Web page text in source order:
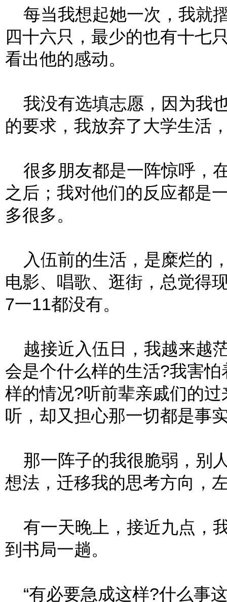
每当我想起她一次，我就
四十六只，最少的也有十七
看出他的感动。
我没有选填志愿，因为我
的要求，我放弃了大学生活
很多朋友都是一阵惊呼，
之后；我对他们的反应都是
多很多。
入伍前的生活，是糜烂的
电影、唱歌、逛街，总觉得
7一11都没有。
越接近入伍日，我越来越
会是个什么样的生活?我害
样的情况?听前辈亲戚们的
听，却又担心那一切都是事
那一阵子的我很脆弱，别
想法，迁移我的思考方向，
有一天晚上，接近九点，
到书局一趟。
“有必要急成这样?什么事